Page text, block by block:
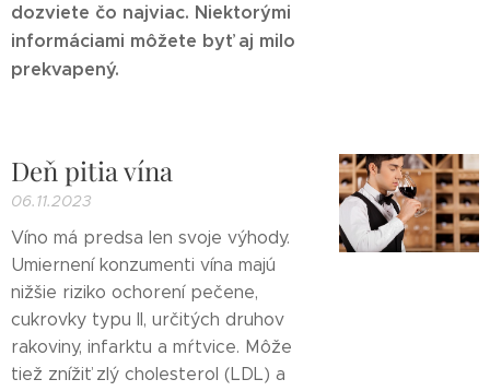
dozviete čo najviac. Niektorými
informáciami môžete byť aj milo
prekvapený.
Deň pitia vína
06.11.2023
Víno má predsa len svoje výhody.
Umiernení konzumenti vína majú
nižšie riziko ochorení pečene,
cukrovky typu II, určitých druhov
rakoviny, infarktu a mŕtvice. Môže
tiež znížiť zlý cholesterol (LDL) a